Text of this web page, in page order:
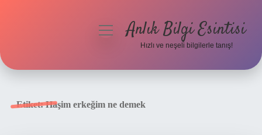
menüyüAnlık Bilgi Esintisi
Hızlı ve neşeli bilgilerle tanış!
Etiket:Haşim erkeğim ne demek